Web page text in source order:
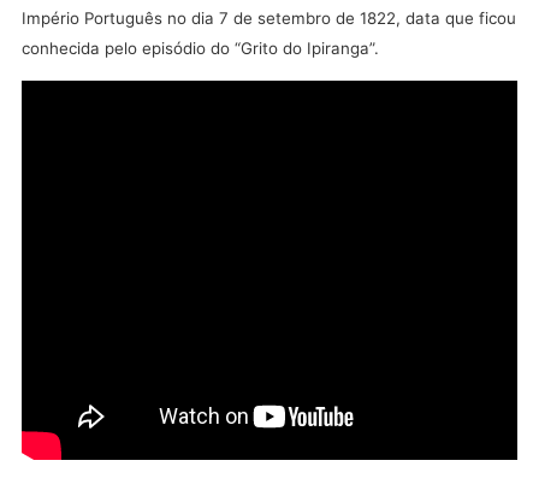
Império Português no dia 7 de setembro de 1822, data que ficou
conhecida pelo episódio do “Grito do Ipiranga”.